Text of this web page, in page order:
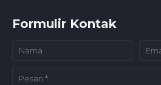
Formulir Kontak